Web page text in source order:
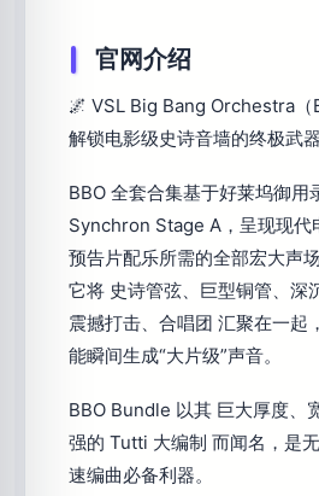
官网介绍
🌌 VSL Big Bang Orchestra
解锁电影级史诗音墙的终极武器
BBO 全套合集基于好莱坞御用
Synchron Stage A，呈现现代
预告片配乐所需的全部宏大声场
它将 史诗管弦、巨型铜管、深
震撼打击、合唱团 汇聚在一起
能瞬间生成“大片级”声音。
BBO Bundle 以其 巨大厚度、
强的 Tutti 大编制 而闻名，是
速编曲必备利器。